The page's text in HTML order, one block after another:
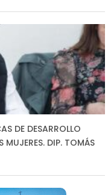
DE DESARROLLO
MUJERES. DIP. TOMÁS